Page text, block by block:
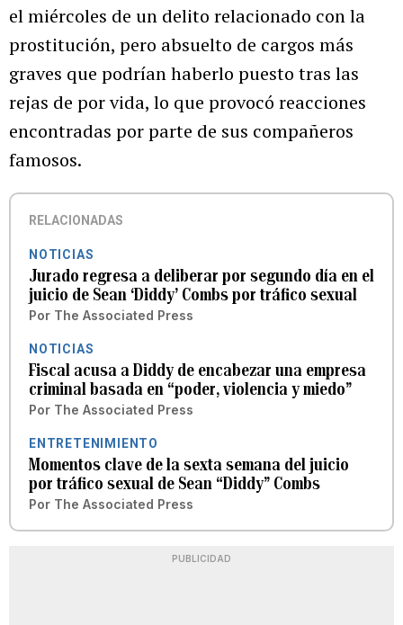
el miércoles de un delito relacionado con la
prostitución, pero absuelto de cargos más
graves que podrían haberlo puesto tras las
rejas de por vida, lo que provocó reacciones
encontradas por parte de sus compañeros
famosos.
RELACIONADAS
NOTICIAS
Jurado regresa a deliberar por segundo día en el
juicio de Sean ‘Diddy’ Combs por tráfico sexual
Por The Associated Press
NOTICIAS
Fiscal acusa a Diddy de encabezar una empresa
criminal basada en “poder, violencia y miedo”
Por The Associated Press
ENTRETENIMIENTO
Momentos clave de la sexta semana del juicio
por tráfico sexual de Sean “Diddy” Combs
Por The Associated Press
PUBLICIDAD